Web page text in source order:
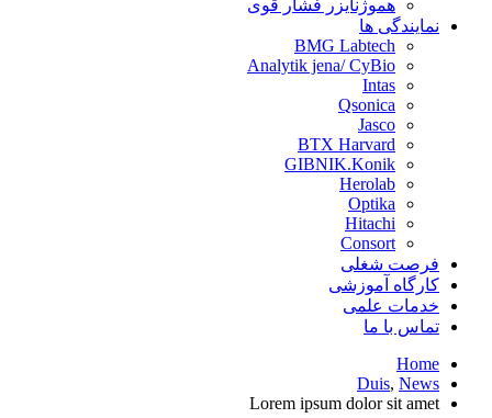
هموژنایزر فشار قوی
نمایندگی ها
BMG Labtech
Analytik jena/ CyBio
Intas
Qsonica
Jasco
BTX Harvard
GIBNIK.Konik
Herolab
Optika
Hitachi
Consort
فرصت شغلی
کارگاه آموزشی
خدمات علمی
تماس با ما
Home
Duis, News
Lorem ipsum dolor sit amet